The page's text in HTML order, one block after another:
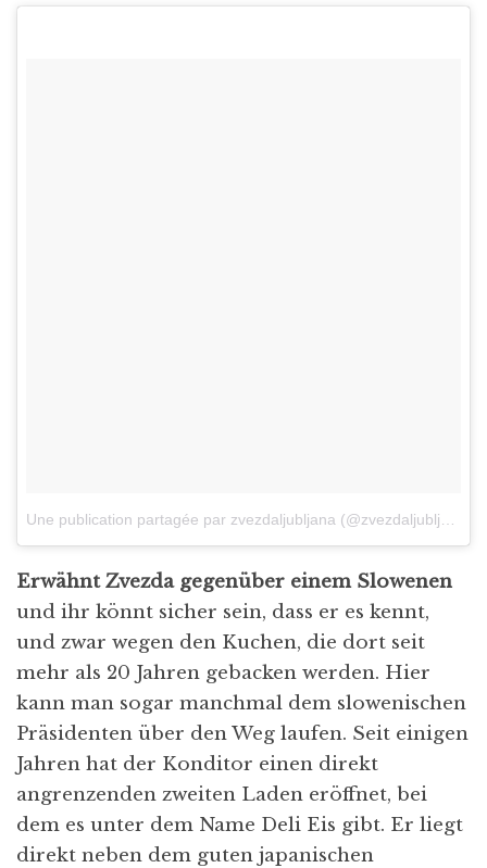
Erwähnt Zvezda gegenüber einem Slowenen
und ihr könnt sicher sein, dass er es kennt,
und zwar wegen den Kuchen, die dort seit
mehr als 20 Jahren gebacken werden. Hier
kann man sogar manchmal dem slowenischen
Präsidenten über den Weg laufen. Seit einigen
Jahren hat der Konditor einen direkt
angrenzenden zweiten Laden eröffnet, bei
dem es unter dem Name Deli Eis gibt. Er liegt
direkt neben dem guten japanischen